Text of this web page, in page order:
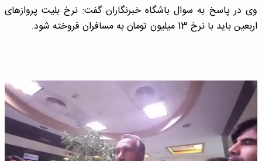
وی در پاسخ به سوال باشگاه خبرنگاران گفت: نرخ بلیت پروازهای
اربعین باید با نرخ 13 میلیون تومان به مسافران فروخته شود.